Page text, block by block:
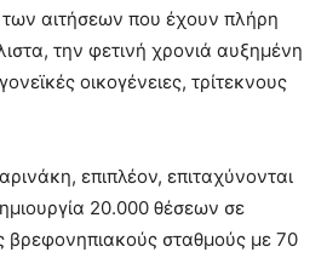
αιτήσεων που έχουν πλήρη
την φετινή χρονιά αυξημένη
οικογένειες, τρίτεκνους
επιπλέον, επιταχύνονται
20.000 θέσεων σε
βρεφονηπιακούς σταθμούς με 70